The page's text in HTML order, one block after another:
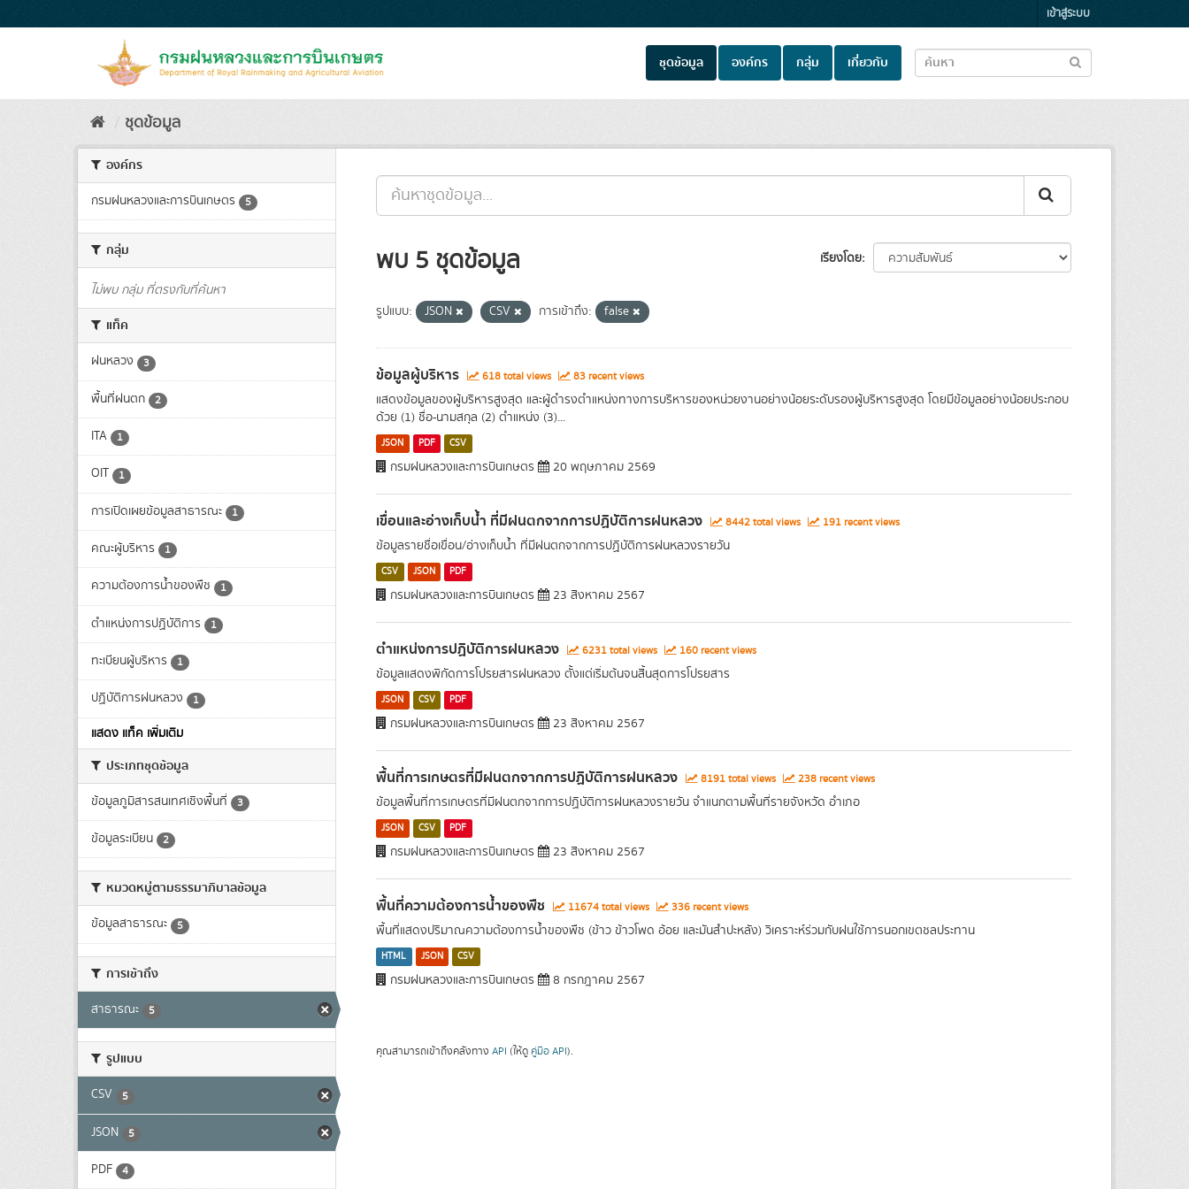
to
เข้าสู่ระบบ
ชุดข้อมูล องค์กร กลุ่ม เกี่ยวกับ
ชุดข้อมูล
องค์กร
กรมฝนหลวงและการบินเกษตร 5
กลุ่ม
ไม่พบ กลุ่ม ที่ตรงกับที่ค้นหา
แท็ค
ฝนหลวง 3
พื้นที่ฝนตก 2
ITA 1
OIT 1
การเปิดเผยข้อมูลสาธารณะ 1
คณะผู้บริหาร 1
ความต้องการน้ำของพืช 1
ตำแหน่งการปฏิบัติการ 1
ทะเบียนผู้บริหาร 1
ปฏิบัติการฝนหลวง 1
แสดง แท็ค เพิ่มเติม
ประเภทชุดข้อมูล
ข้อมูลภูมิสารสนเทศเชิงพื้นที่ 3
ข้อมูลระเบียน 2
หมวดหมู่ตามธรรมาภิบาลข้อมูล
ข้อมูลสาธารณะ 5
การเข้าถึง
สาธารณะ 5
รูปแบบ
CSV 5
JSON 5
PDF 4
เรียงโดย
พบ 5 ชุดข้อมูล
รูปแบบ: JSON CSV การเข้าถึง: false
ข้อมูลผู้บริหาร 618 total views 83 recent views
แสดงข้อมูลของผู้บริหารสูงสุด และผู้ดำรงตำแหน่งทางการบริหารของหน่วยงานอย่างน้อยระดับรองผู้บริหารสูงสุด โดยมีข้อมูลอย่างน้อยประกอบ
ด้วย (1) ชื่อ-นามสกุล (2) ตำแหน่ง (3)...
JSON PDF CSV
กรมฝนหลวงและการบินเกษตร 20 พฤษภาคม 2569
เขื่อนและอ่างเก็บน้ำ ที่มีฝนตกจากการปฏิบัติการฝนหลวง 8442 total views 191 recent views
ข้อมูลรายชื่อเขื่อน/อ่างเก็บน้ำ ที่มีฝนตกจากการปฏิบัติการฝนหลวงรายวัน
CSV JSON PDF
กรมฝนหลวงและการบินเกษตร 23 สิงหาคม 2567
ตำแหน่งการปฏิบัติการฝนหลวง 6231 total views 160 recent views
ข้อมูลแสดงพิกัดการโปรยสารฝนหลวง ตั้งแต่เริ่มต้นจนสิ้นสุดการโปรยสาร
JSON CSV PDF
กรมฝนหลวงและการบินเกษตร 23 สิงหาคม 2567
พื้นที่การเกษตรที่มีฝนตกจากการปฏิบัติการฝนหลวง 8191 total views 238 recent views
ข้อมูลพื้นที่การเกษตรที่มีฝนตกจากการปฏิบัติการฝนหลวงรายวัน จำแนกตามพื้นที่รายจังหวัด อำเภอ
JSON CSV PDF
กรมฝนหลวงและการบินเกษตร 23 สิงหาคม 2567
พื้นที่ความต้องการน้ำของพืช 11674 total views 336 recent views
พื้นที่แสดงปริมาณความต้องการน้ำของพืช (ข้าว ข้าวโพด อ้อย และมันสำปะหลัง) วิเคราะห์ร่วมกับฝนใช้การนอกเขตชลประทาน
HTML JSON CSV
กรมฝนหลวงและการบินเกษตร 8 กรกฎาคม 2567
คุณสามารถเข้าถึงคลังทาง API (ให้ดู คู่มือ API).